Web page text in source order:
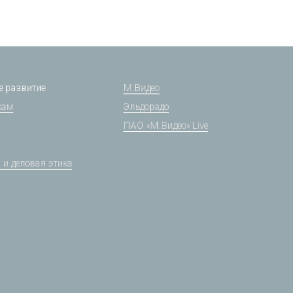
развитие
деловая этика
М.Видео
Эльдорадо
ПАО «М.Видео» Live